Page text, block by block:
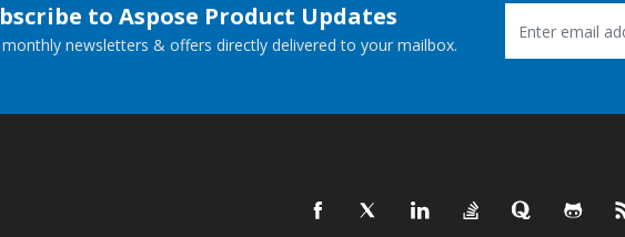
to Aspose Product Updates
newsletters & offers directly delivered to your mailbox.